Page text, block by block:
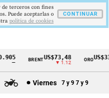
BRENTUS$73,48
▼ 1.12
ORO
Viernes 7 y 9 7 y 9
terceros con fines
Puede aceptarlas o
politica de cookies
CONTINUAR